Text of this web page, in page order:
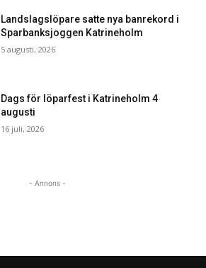
Landslagslöpare satte nya banrekord i
Sparbanksjoggen Katrineholm
5 augusti, 2026
Dags för löparfest i Katrineholm 4
augusti
16 juli, 2026
- Annons -